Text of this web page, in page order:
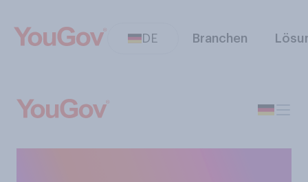
DE Branchen